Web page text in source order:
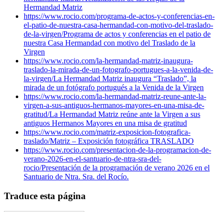
Hermandad Matriz
https://www.rocio.com/programa-de-actos-y-conferencias-en-
el-patio-de-nuestra-casa-hermandad-con-motivo-del-traslado-
de-la-virgen/Programa de actos y conferencias en el patio de
nuestra Casa Hermandad con motivo del Traslado de la
Virgen
https://www.rocio.com/la-hermandad-matriz-inaugura-
traslado-la-mirada-de-un-fotografo-portugues-a-la-venida-de-
la-virgen/La Hermandad Matriz inaugura “Traslado”, la
mirada de un fotógrafo portugués a la Venida de la Virgen
https://www.rocio.com/la-hermandad-matriz-reune-ante-la-
virgen-a-sus-antiguos-hermanos-mayores-en-una-misa-de-
gratitud/La Hermandad Matriz reúne ante la Virgen a sus
antiguos Hermanos Mayores en una misa de gratitud
https://www.rocio.com/matriz-exposicion-fotografica-
traslado/Matriz – Exposición fotográfica TRASLADO
https://www.rocio.com/presentacion-de-la-programacion-de-
verano-2026-en-el-santuario-de-ntra-sra-del-
rocio/Presentación de la programación de verano 2026 en el
Santuario de Ntra. Sra. del Rocío.
Traduce esta página